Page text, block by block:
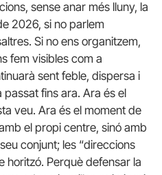
sense anar més lluny, la
2026, si no parlem
Si no ens organitzem,
fem visibles com a
sent feble, dispersa i
fins ara. Ara és el
veu. Ara és el moment de
el propi centre, sinó amb
conjunt; les “direccions
horitzó. Perquè defensar la